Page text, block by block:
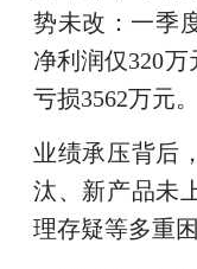
势未改：一季
净利润仅320
亏损3562万元。
业绩承压背后
汰、新产品未
理存疑等多重困